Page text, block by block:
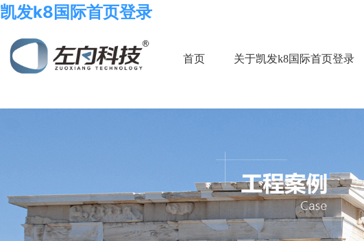
凯发k8国际首页登录
首页 关于凯发k8国际首页登录